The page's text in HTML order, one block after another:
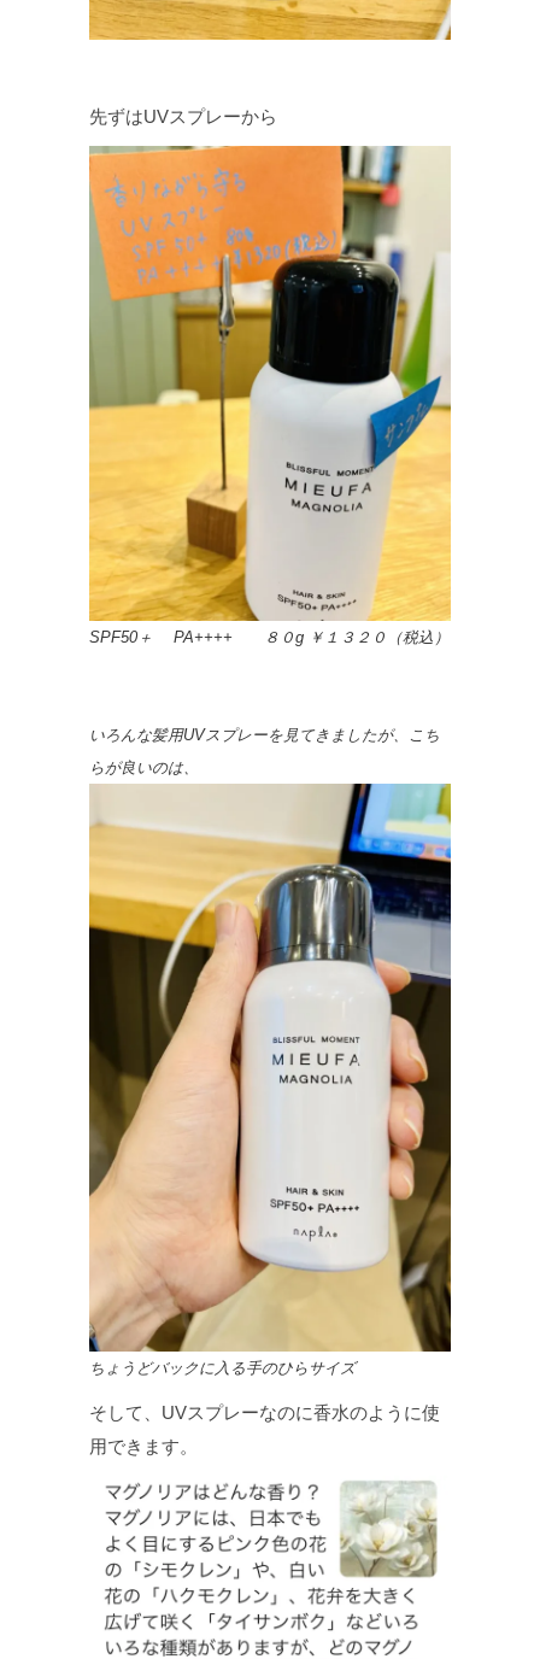
先ずはUVスプレーから
SPF50＋ PA++++ ８０g ￥１３２０（税込）
いろんな髪用UVスプレーを見てきましたが、こち
らが良いのは、
ちょうどバックに入る手のひらサイズ
そして、UVスプレーなのに香水のように使
用できます。